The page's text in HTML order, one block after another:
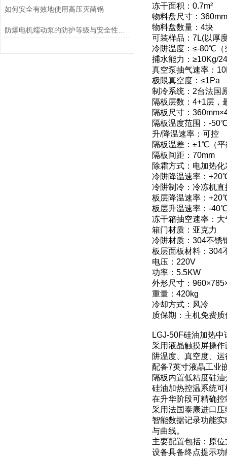
如何安全有效地使用高压灭菌锅
冻干面积：0.7m²
物料盘尺寸：
物料盘数量：4块
可装样品：7L(以厚
冷阱温度：≤-80℃（
捕水能力：≥10Kg/
真空泵抽气速率：
极限真空度：≤1Pa
制冷系统：2台法国
隔板层数：4+1层，
隔板尺寸：
隔板温度范围：-
升/降温速率：可控
隔板温差：±1℃（平
隔板间距：70mm
除霜方式：电加热化
冷阱降温速率：
冷阱制冷：冷冻机直
板层降温速率：
板层升温速率：-
冻干箱抽空速率：
箱门材质：亚克力
冷阱材质：304不锈
板层面板材料：304
电压：220V
功率：5.5KW
外形尺寸：
重量：420kg
冷却方式：风冷
质保期：主机免费
LGJ-50F硅油加热
采用液晶触摸屏操
阱温度、真空度、
配备7英寸液晶工业
隔板内置低粘度硅
硅油加热控温系统
在升华阶段可精确
采用法国泰康进口
智能数据记录功能
与曲线。
主要配置包括：原
设备具备终点提示